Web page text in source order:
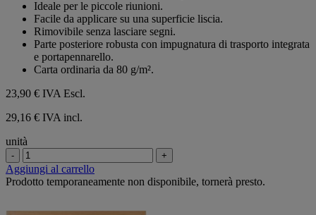
Ideale per le piccole riunioni.
Facile da applicare su una superficie liscia.
Rimovibile senza lasciare segni.
Parte posteriore robusta con impugnatura di trasporto integrata
e portapennarello.
Carta ordinaria da 80 g/m².
23,90 € IVA Escl.
29,16 € IVA incl.
unità
- +
Aggiungi al carrello
Prodotto temporaneamente non disponibile, tornerà presto.